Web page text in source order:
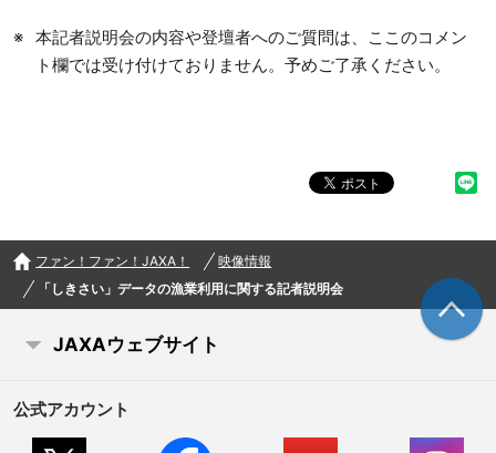
本記者説明会の内容や登壇者へのご質問は、ここのコメン
ト欄では受け付けておりません。予めご了承ください。
ファン！ファン！JAXA！
映像情報
「しきさい」データの漁業利用に関する記者説明会
JAXAウェブサイト
公式アカウント